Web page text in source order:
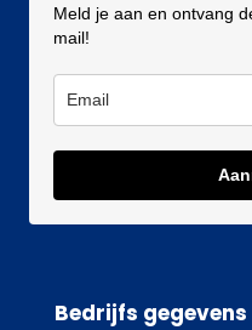
Meld je aan en ontvang
mail!
Bedrijfs gegevens